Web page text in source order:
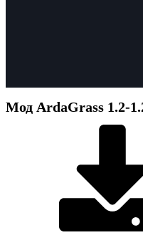
Мод ArdaGrass 1.2-